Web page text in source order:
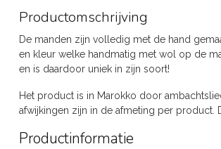
Productomschrijving
De manden zijn volledig met de hand
en kleur welke handmatig met wol op de
en is daardoor uniek in zijn soort!
Het product is in Marokko door
afwijkingen zijn in de afmeting per product.
Productinformatie